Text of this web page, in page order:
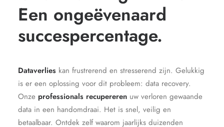
Een ongeëvenaard
succespercentage.
Dataverlies kan frustrerend en stresserend zijn. Gelukkig
is er een oplossing voor dit probleem: data recovery.
Onze professionals recupereren uw verloren gewaande
data in een handomdraai. Het is snel, veilig en
betaalbaar. Ontdek zelf waarom jaarlijks duizenden